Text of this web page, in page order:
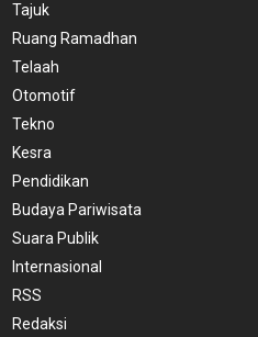
Tajuk
Ruang Ramadhan
Telaah
Otomotif
Tekno
Kesra
Pendidikan
Budaya Pariwisata
Suara Publik
Internasional
RSS
Redaksi